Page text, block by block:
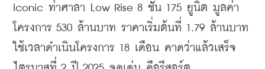
Iconic ท่าศาลา Low Rise 8 ชั้น 175 ยูนิต มูลค่า
โครงการ 530 ล้านบาท ราคาเริ่มต้นที่ 1.79 ล้านบาท
ใช้เวลาดำเนินโครงการ 18 เดือน คาดว่าแล้วเสร็จ